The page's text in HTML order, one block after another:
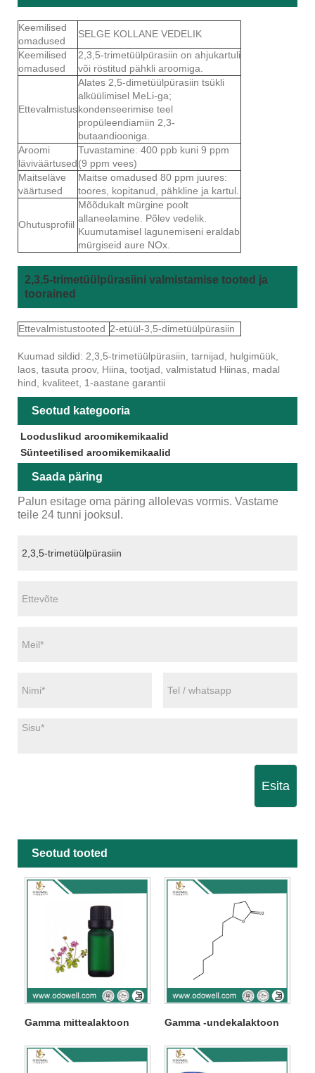
Keemilised
omadused
SELGE KOLLANE VEDELIK
Keemilised
omadused
2,3,5-trimetüülpürasiin on ahjukartuli
või röstitud pähkli aroomiga.
Ettevalmistus
Alates 2,5-dimetüülpürasiin tsükli
alküülimisel MeLi-ga;
kondenseerimise teel
propüleendiamiin 2,3-
butaandiooniga.
Aroomi
läviväärtused
Tuvastamine: 400 ppb kuni 9 ppm
(9 ppm vees)
Maitseläve
väärtused
Maitse omadused 80 ppm juures:
toores, kopitanud, pähkline ja kartul.
Ohutusprofiil
Mõõdukalt mürgine poolt
allaneelamine. Põlev vedelik.
Kuumutamisel lagunemiseni eraldab
mürgiseid aure NOx.
2,3,5-trimetüülpürasiini valmistamise tooted ja
toorained
Ettevalmistustooted 2-etüül-3,5-dimetüülpürasiin
Kuumad sildid: 2,3,5-trimetüülpürasiin, tarnijad, hulgimüük,
laos, tasuta proov, Hiina, tootjad, valmistatud Hiinas, madal
hind, kvaliteet, 1-aastane garantii
Seotud kategooria
Looduslikud aroomikemikaalid
Sünteetilised aroomikemikaalid
Saada päring
Palun esitage oma päring allolevas vormis. Vastame
teile 24 tunni jooksul.
Esita
Seotud tooted
Gamma mittealaktoon Gamma -undekalaktoon